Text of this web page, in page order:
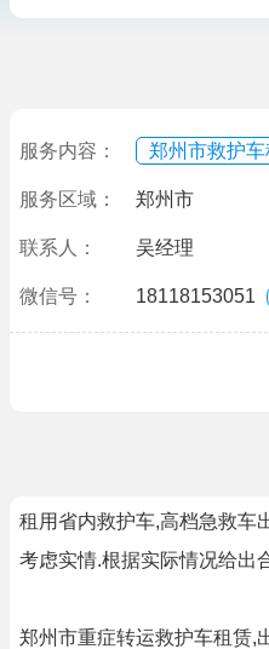
服务内容： 郑州市救护
服务区域： 郑州市
联系人： 吴经理
微信号： 18118153051
租用省内救护车,高档急救车
考虑实情.根据实际情况给出
郑州市重症转运救护车租赁,